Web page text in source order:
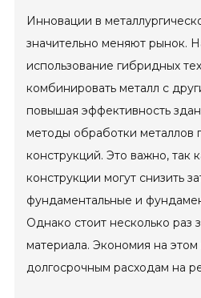
Инновации в
значительно меняют рынок.
использование гибридных
комбинировать металл с
повышая эффективность
методы обработки металлов
конструкций. Это важно, так
конструкции могут снизить
фундаментальные и
Однако стоит несколько раз
материала. Экономия на
долгосрочным расходам на